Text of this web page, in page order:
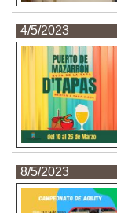
4/5/2023
8/5/2023